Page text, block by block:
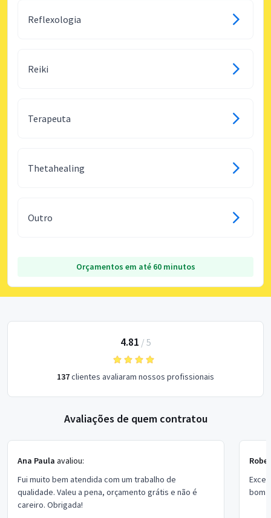
Reflexologia
Reiki
Terapeuta
Thetahealing
Outro
Orçamentos em até 60 minutos
4.81 / 5
137clientes avaliaram nossos profissionais
Avaliações de quem contratou
Ana Paula avaliou:
Fui muito bem atendida com um trabalho de
qualidade. Valeu a pena, orçamento grátis e não é
careiro. Obrigada!
bom